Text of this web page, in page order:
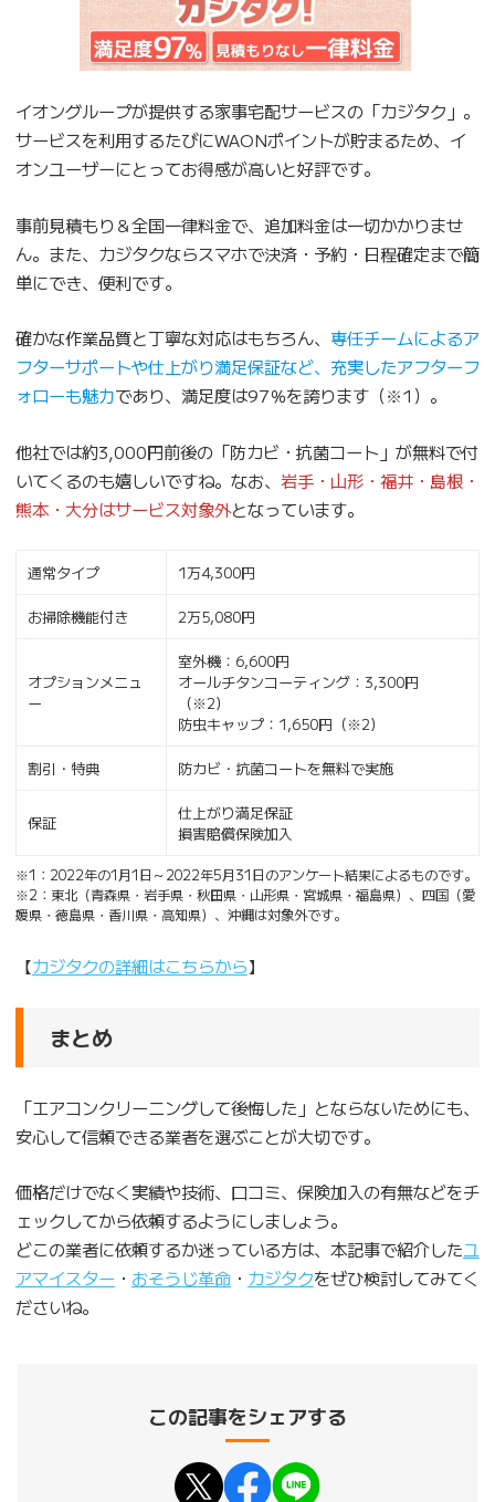
イオングループが提供する家事宅配サービスの「カジタク」。
サービスを利用するたびにWAONポイントが貯まるため、イ
オンユーザーにとってお得感が高いと好評です。
事前見積もり＆全国一律料金で、追加料金は一切かかりませ
ん。また、カジタクならスマホで決済・予約・日程確定まで簡
単にでき、便利です。
確かな作業品質と丁寧な対応はもちろん、 専任チームによるア
フターサポートや仕上がり満足保証など、充実したアフターフ
ォローも魅力であり、満足度は97％を誇ります（※1）。
他社では約3,000円前後の「防カビ・抗菌コート」が無料で付
いてくるのも嬉しいですね。なお、 岩手・山形・福井・島根・
熊本・大分はサービス対象外となっています。
通常タイプ 1万4,300円
お掃除機能付き 2万5,080円
オプションメニュ
ー
室外機：6,600円
オールチタンコーティング：3,300円
（※2）
防虫キャップ：1,650円（※2）
割引・特典 防カビ・抗菌コートを無料で実施
保証
仕上がり満足保証
損害賠償保険加入
※1：2022年の1月1日～2022年5月31日のアンケート結果によるものです。
※2：東北（青森県・岩手県・秋田県・山形県・宮城県・福島県）、四国（愛
媛県・徳島県・香川県・高知県）、沖縄は対象外です。
【カジタクの詳細はこちらから】
まとめ
「エアコンクリーニングして後悔した」とならないためにも、
安心して信頼できる業者を選ぶことが大切です。
価格だけでなく実績や技術、口コミ、保険加入の有無などをチ
ェックしてから依頼するようにしましょう。
どこの業者に依頼するか迷っている方は、本記事で紹介したユ
アマイスター ・ おそうじ革命・ カジタクをぜひ検討してみてく
ださいね。
この記事をシェアする